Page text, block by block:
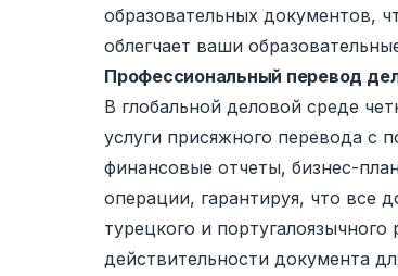
образовательных документов,
облегчает ваши
Профессиональный перевод
В глобальной деловой среде
услуги присяжного перевода с
финансовые отчеты, бизнес-
операции, гарантируя, что все
турецкого и
действительности документа